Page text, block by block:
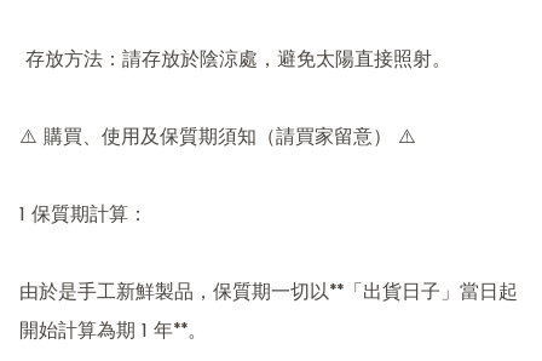
⚠️ 購買、使用及保質期須知（請買家留意） ⚠️
1 保質期計算：
由於是手工新鮮製品，保質期一切以**「出貨日子」當日起
開始計算為期 1 年**。